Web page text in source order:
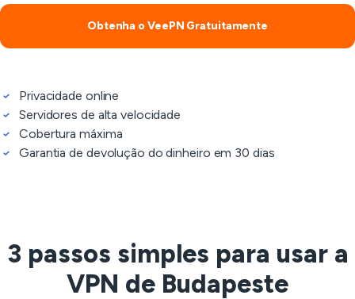
Obtenha o VeePN Gratuitamente
Privacidade online
Servidores de alta velocidade
Cobertura máxima
Garantia de devolução do dinheiro em 30 dias
3 passos simples para usar a
VPN de Budapeste